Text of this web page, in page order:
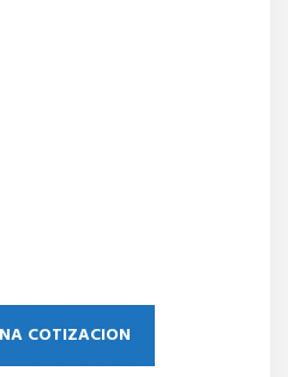
COTIZACION